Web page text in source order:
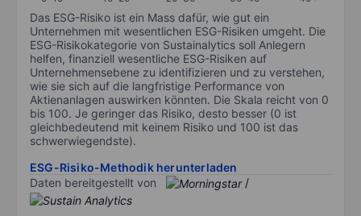
Das ESG-Risiko ist ein Mass dafür, wie gut ein
Unternehmen mit wesentlichen ESG-Risiken umgeht. Die
ESG-Risikokategorie von Sustainalytics soll Anlegern
helfen, finanziell wesentliche ESG-Risiken auf
Unternehmensebene zu identifizieren und zu verstehen,
wie sie sich auf die langfristige Performance von
Aktienanlagen auswirken könnten. Die Skala reicht von 0
bis 100. Je geringer das Risiko, desto besser (0 ist
gleichbedeutend mit keinem Risiko und 100 ist das
schwerwiegendste).
ESG-Risiko-Methodik herunterladen
Daten bereitgestellt von
/